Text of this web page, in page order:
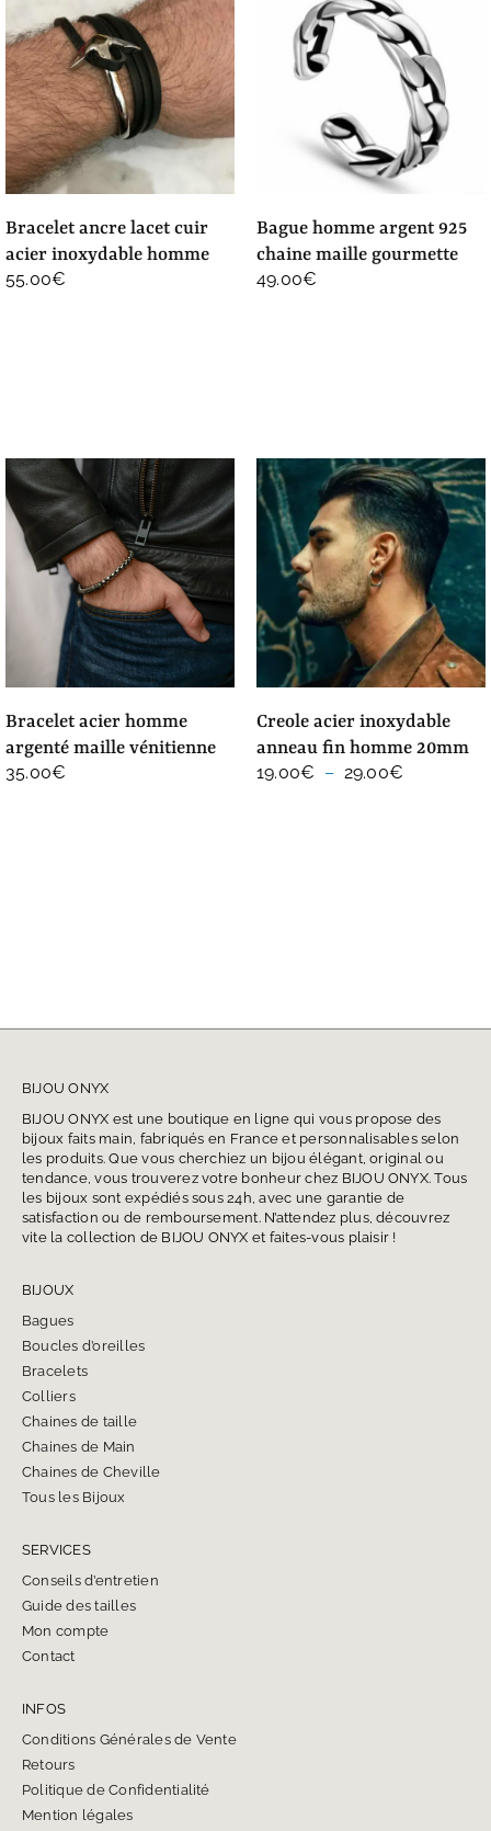
bracelet ancre lacet cuir
acier inoxydable homme
55.00€
bague homme argent 925
chaine maille gourmette
49.00€
bracelet acier homme
argenté maille vénitienne
35.00€
creole acier inoxydable
anneau fin homme 20mm
19.00€ – 29.00€
BIJOU ONYX
BIJOU ONYX est une boutique en ligne qui vous propose des
bijoux faits main, fabriqués en France et personnalisables selon
les produits. Que vous cherchiez un bijou élégant, original ou
tendance, vous trouverez votre bonheur chez BIJOU ONYX. Tous
les bijoux sont expédiés sous 24h, avec une garantie de
satisfaction ou de remboursement. N’attendez plus, découvrez
vite la collection de BIJOU ONYX et faites-vous plaisir !
BIJOUX
Bagues
Boucles d’oreilles
Bracelets
Colliers
Chaines de taille
Chaines de Main
Chaines de Cheville
Tous les Bijoux
SERVICES
Conseils d’entretien
Guide des tailles
Mon compte
Contact
INFOS
Conditions Générales de Vente
Retours
Politique de Confidentialité
Mention légales